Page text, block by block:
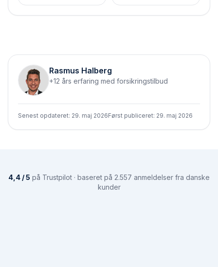
Rasmus Halberg
+12 års erfaring med forsikringstilbud
Senest opdateret: 29. maj 2026Først publiceret: 29. maj 2026
4,4 / 5 på Trustpilot · baseret på 2.557 anmeldelser fra danske
kunder